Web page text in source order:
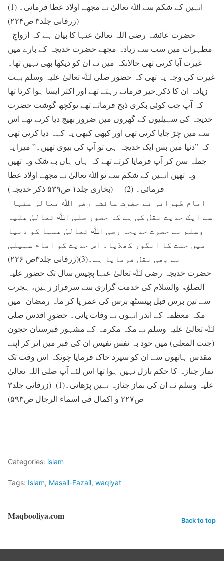
انہیں کے شکم سے اﷲ تعالیٰ نے مجھے اولاد عطا فرمائی۔ (1)
(زرقانی جلد۳ ص۲۲۴)
مطہرات میں سب سے زیادہ مجھے حضرت خدیجہ کے بارے میں
غیرت آیا کرتی تھی حالانکہ میں نے ان کو دیکھا بھی نہیں تھا۔
غیرت کی وجہ یہ تھی کہ حضور صلی اﷲ تعالیٰ علیہ وسلم بہت
زیادہ ان کا ذکر ِخیر فرماتے رہتے تھے اور اکثر ایسا ہوا کرتا تھا
کہ آپ جب کوئی بکری ذبح فرماتے تھے توکچھ گوشت حضرت
خدیجہ کی سہیلیوں کے گھروں میں ضرور بھیج دیا کرتے تھے اس
سے میں چڑ جایا کرتی تھی اور کبھی کبھی یہ کہہ دیا کرتی تھی
کہ ”دنیا میں بس ایک خدیجہ ہی تو آپ کی بیوی تھیں۔” میرا یہ
جملہ سن کر آپ فرمایا کرتے تھے کہ ہاں ہاں بے شک وہ تھیں
وہ تھیں انہیں کے شکم سے تو اﷲ تعالیٰ نے مجھے اولاد عطا
فرمائی۔ (2) (بخاری جلد۱ ص۵۳۹ ذکر خدیجہ)
سے ایک حدیث نقل کی ہے کہ حضور صلی اﷲ تعالیٰ علیہ
وسلم نے حضرت خدیجہ رضی اﷲ تعالیٰ عنہا کو دنیا
میں جنت کا انگور کھلایا۔ اس حدیث کو امام سہیلی
نے بھی نقل فرمایا ہے۔(3)(زرقانی جلد۳ص ۲۲۶)
حضرت خدیجہ رضی اﷲ تعالیٰ عنہا پچیس سال تک حضور علیہ
الصلوٰۃ والسلام کی خدمت گزاری سے سرفراز رہیں، ہجرت
سے تین برس قبل پینسٹھ برس کی عمر پا کر ماہ رمضان میں
مکہ معظمہ کے اندر انہوں نے وفات پائی۔ حضورِ اقدس صلی
اﷲ تعالیٰ علیہ وسلم نے مکہ مکرمہ کے مشہور قبرستان حجون
(جنت المعلی) میں خود بہ نفس نفیس ان کی قبر میں اتر کر اپنے
مقدس ہاتھوں سے ان کو سپرد خاک فرمایا چونکہ اس وقت تک
نماز جنازہ کا حکم نازل نہیں ہوا تھا اس لئے آپ صلی اللہ تعالیٰ
علیہ وسلم نے ان کی نماز جنازہ نہیں پڑھائی۔(1) (زرقانی جلد۳
ص۲۲۷ و اکمال فی اسماء الرجال ص۵۹۳)
Categories: islam
Tags: Islam, Masail-Fazail, waqiyat
Maqbooliya.com Back to top